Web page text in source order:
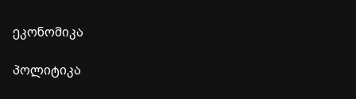
ეკონომიკა
პოლიტიკა